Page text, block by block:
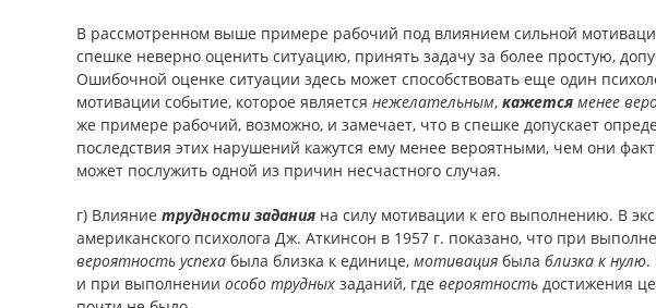
В рассмотренном выше примере рабочий под влиянием сильной
спешке неверно оценить ситуацию, принять задачу за более простую,
Ошибочной оценке ситуации здесь может способствовать еще один
мотивации событие, которое является нежелательным, кажется менее
же примере рабочий, возможно, и замечает, что в спешке допускает
последствия этих нарушений кажутся ему менее вероятными, чем они
может послужить одной из причин несчастного случая.
г) Влияние трудности задания на силу мотивации к его выполнению. В
американского психолога Дж. Аткинсон в 1957 г. показано, что при
вероятностьуспехабыла близка к единице, мотивация была близка к нулю.
и при выполнении особо трудных заданий, где вероятностьдостижения